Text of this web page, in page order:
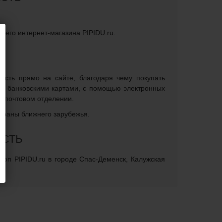
интернет-магазина PIPIDU.ru.
прямо на сайте, благодаря чему покупать
банковскими картами, с помощью электронных
отделении.
ближнего зарубежья.
PIPIDU.ru в городе Спас-Деменск, Калужская